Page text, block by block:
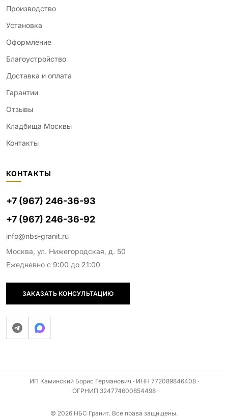
Производство
Установка
Оформление
Благоустройство
Доставка и оплата
Гарантии
Отзывы
Кладбища Москвы
Контакты
КОНТАКТЫ
+7 (967) 246-36-93
+7 (967) 246-36-92
info@nbs-granit.ru
Москва, ул. Нижегородская, д. 50
Ежедневно с 9:00 до 21:00
ЗАКАЗАТЬ КОНСУЛЬТАЦИЮ
ИП Каминский Борис Германович · ИНН 772089846408 ·
ОГРНИП 324774600854498
© 2026 НБС Гранит. Все права защищены.